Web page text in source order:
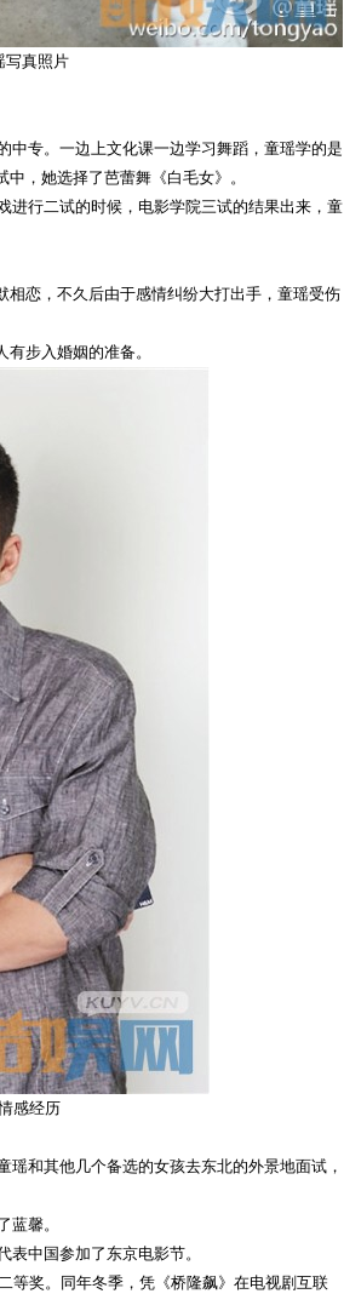
写真照片
中专。一边上文化课一边学习舞蹈，童瑶学的是
，她选择了芭蕾舞《白毛女》。
进行二试的时候，电影学院三试的结果出来，童
相恋，不久后由于感情纠纷大打出手，童瑶受伤
步入婚姻的准备。
感经历
瑶和其他几个备选的女孩去东北的外景地面试，
蓝馨。
表中国参加了东京电影节。
等奖。同年冬季，凭《桥隆飙》在电视剧互联